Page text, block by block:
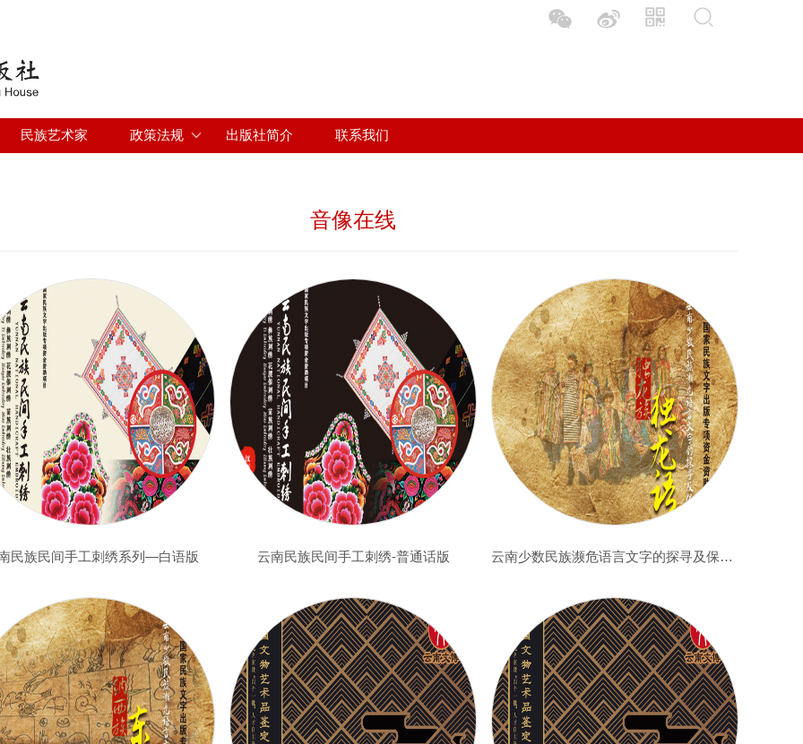
民族艺术家 政策法规 出版社简介 联系我们
音像在线
民族民间手工刺绣系列—白语版 云南民族民间手工刺绣-普通话版 云南少数民族濒危语言文字的探寻及保护—独龙族独龙语